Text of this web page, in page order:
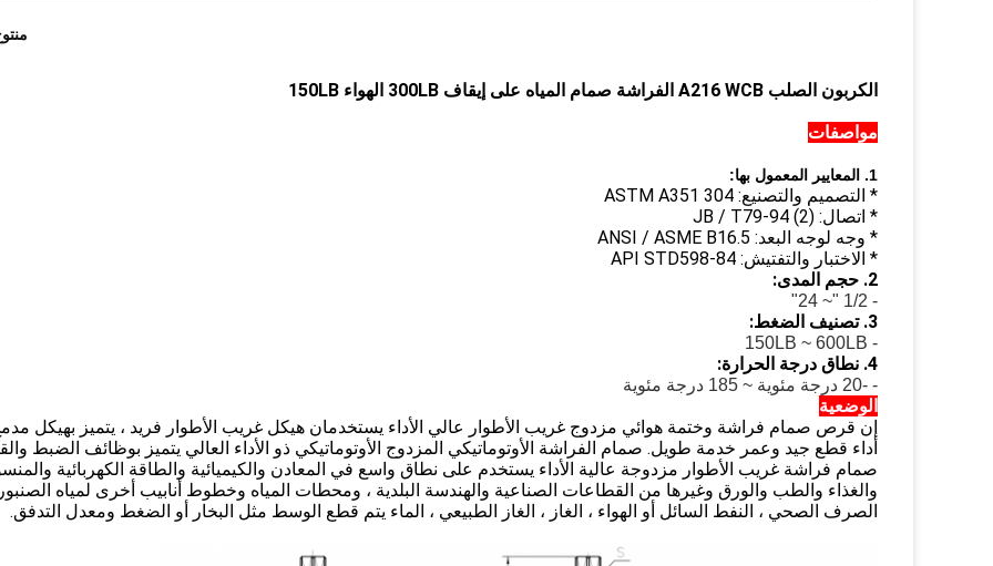
الكربون الصلب A216 WCB الفراشة صمام المياه على إيقاف 300LB الهواء 150LB
مواصفات
1. المعايير المعمول بها:
* التصميم والتصنيع: ASTM A351 304
* اتصال: JB / T79-94 (2)
* وجه لوجه البعد: ANSI / ASME B16.5
* الاختبار والتفتيش: API STD598-84
2. حجم المدى:
- 1/2 "~ 24"
3. تصنيف الضغط:
- 150LB ~ 600LB
4. نطاق درجة الحرارة:
- -20 درجة مئوية ~ 185 درجة مئوية
الوضعية
إن قرص صمام فراشة وختمة هوائي مزدوج غريب الأطوار عالي الأداء يستخدمان هيكل غريب الأطوار فريد ، يتميز بهيكل
أداء قطع جيد وعمر خدمة طويل. صمام الفراشة الأوتوماتيكي المزدوج الأوتوماتيكي ذو الأداء العالي يتميز بوظائف الضبط
صمام فراشة غريب الأطوار مزدوجة عالية الأداء يستخدم على نطاق واسع في المعادن والكيميائية والطاقة الكهربائية
والغذاء والطب والورق وغيرها من القطاعات الصناعية والهندسة البلدية ، ومحطات المياه وخطوط أنابيب أخرى لمياه
الصرف الصحي ، النفط السائل أو الهواء ، الغاز ، الغاز الطبيعي ، الماء يتم قطع الوسط مثل البخار أو الضغط ومعدل التدفق.